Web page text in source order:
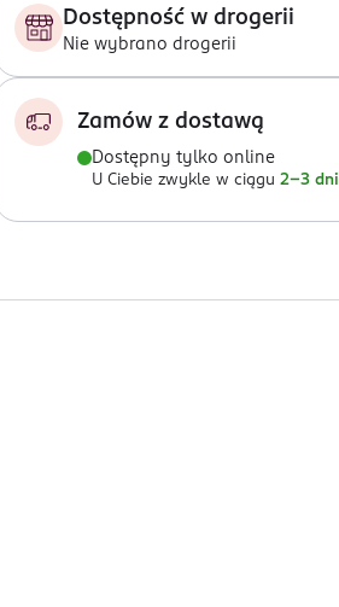
Dostępność w drogerii
Nie wybrano drogerii
Zamów z dostawą
Dostępny tylko online
U Ciebie zwykle w ciągu 2-3 dni